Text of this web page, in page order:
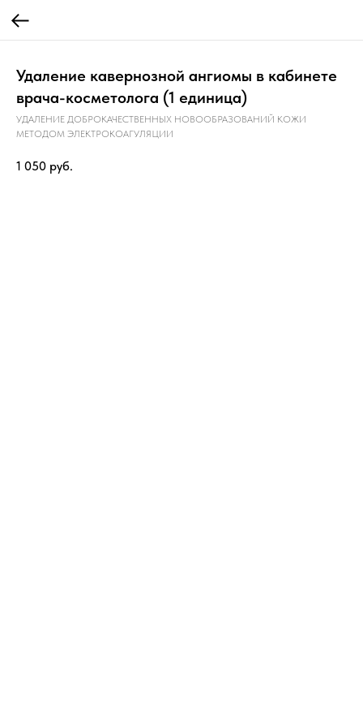
Удаление кавернозной ангиомы в кабинете
врача-косметолога (1 единица)
УДАЛЕНИЕ ДОБРОКАЧЕСТВЕННЫХ НОВООБРАЗОВАНИЙ КОЖИ
МЕТОДОМ ЭЛЕКТРОКОАГУЛЯЦИИ
1 050 руб.